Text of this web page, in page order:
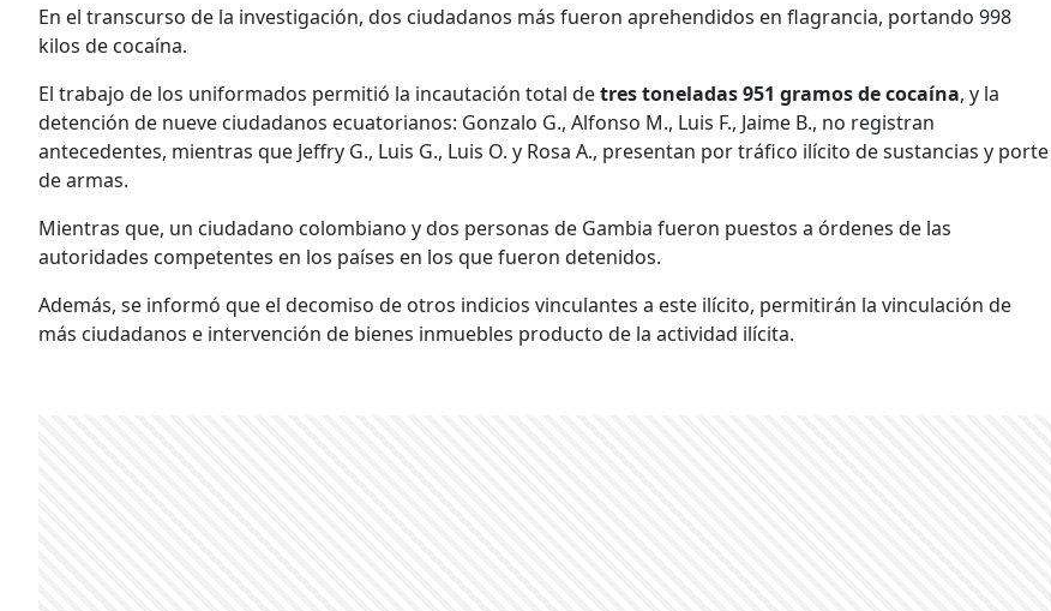
En el transcurso de la investigación, dos ciudadanos más fueron aprehendidos en flagrancia, portando 998
kilos de cocaína.
El trabajo de los uniformados permitió la incautación total detres toneladas 951 gramos de cocaína, y la
detención de nueve ciudadanos ecuatorianos: Gonzalo G., Alfonso M., Luis F., Jaime B., no registran
antecedentes, mientras que Jeffry G., Luis G., Luis O. y Rosa A., presentan por tráfico ilícito de sustancias y porte
de armas.
Mientras que, un ciudadano colombiano y dos personas de Gambia fueron puestos a órdenes de las
autoridades competentes en los países en los que fueron detenidos.
Además, se informó que el decomiso de otros indicios vinculantes a este ilícito, permitirán la vinculación de
más ciudadanos e intervención de bienes inmuebles producto de la actividad ilícita.